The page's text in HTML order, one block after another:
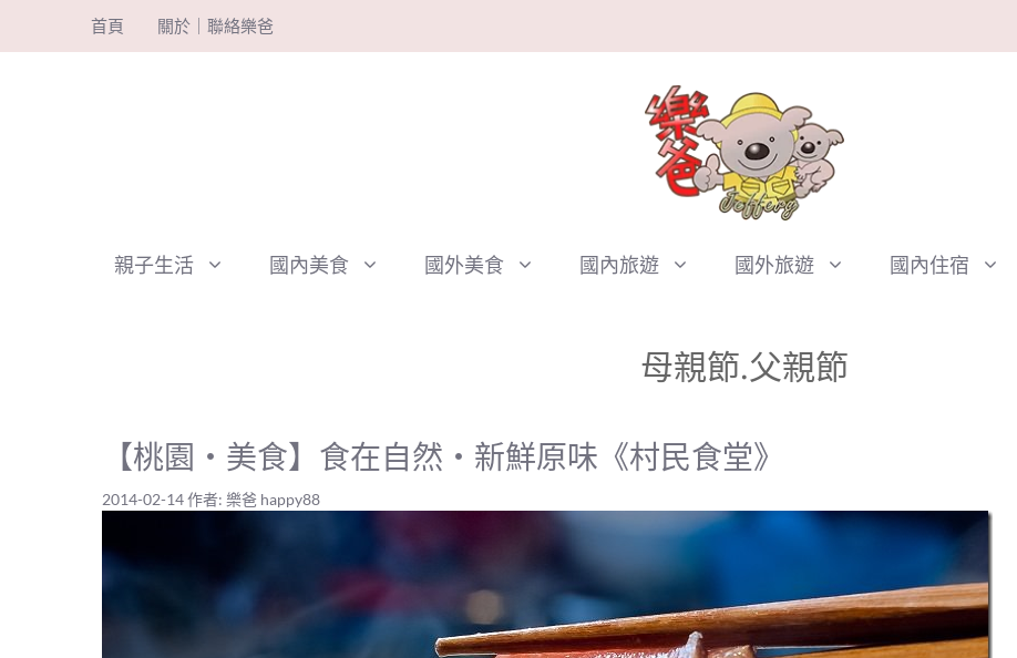
至
首頁 關於｜聯絡樂爸
親子生活 國內美食 國外美食 國內旅遊 國外旅遊 國內住宿
母親節.父親節
【桃園‧美食】食在自然‧新鮮原味《村民食堂》
2014-02-14作者: 樂爸 happy88